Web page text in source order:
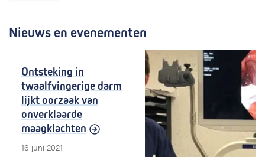
Nieuws en evenementen
Ontsteking in
twaalfvingerige darm
lijkt oorzaak van
onverklaarde
maagklachten
16 juni 2021